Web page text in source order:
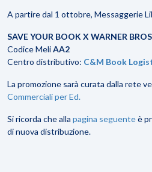
A partire dal 1 ottobre, Messaggerie
SAVE YOUR BOOK X WARNER BROS
Codice MeliAA2
Centro distributivo: C&M Book
La promozione sarà curata dalla rete
Commerciali per Ed.
Si ricorda che alla pagina seguenteè
di nuova distribuzione.